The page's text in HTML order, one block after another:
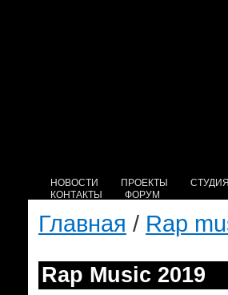
НОВОСТИ ПРОЕКТЫ СТУДИЯ
КОНТАКТЫ
ФОРУМ
Главная / Rap
Rap Music 2019